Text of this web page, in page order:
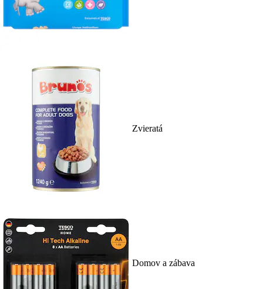
Zvieratá
Domov a zábava